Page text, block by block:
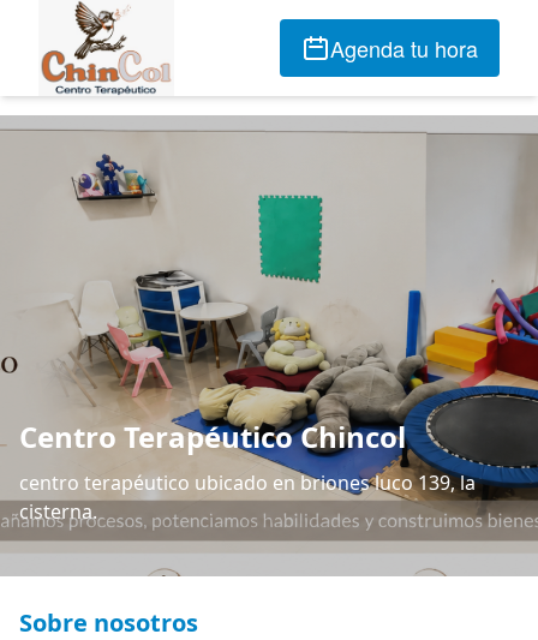
Agenda tu hora
Centro Terapéutico Chincol
centro terapéutico ubicado en briones luco 139, la
cisterna.
Sobre nosotros